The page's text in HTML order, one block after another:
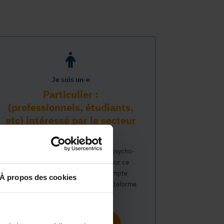
À propos des cookies
Je suis un·e
Particulier :
(professionnels, étudiants,
etc) intéressé par le secteur
PMS
Vous travaillez déjà dans le secteur psycho-
médico-social ou avez un intérêt pour ce
secteur et souhaitez obtenir un compte
personnel pour interagir sur notre plateforme